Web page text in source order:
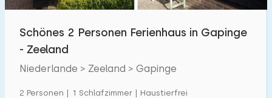
Schönes 2 Personen Ferienhaus in Gapinge
- Zeeland
Niederlande > Zeeland > Gapinge
2 Personen | 1 Schlafzimmer | Haustierfrei